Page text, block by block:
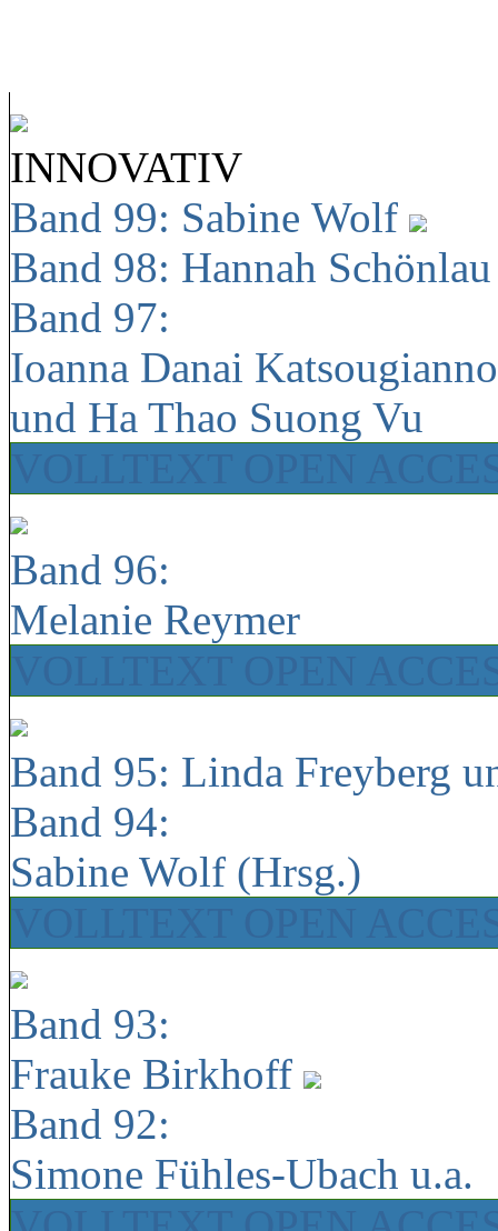
INNOVATIV
Band 99: Sabine Wolf
Band 98: Hannah
Band 97:
Ioanna Danai
und Ha Thao Suong Vu
Band 96:
Melanie Reymer
Band 95: Linda Freyberg
Band 94:
Sabine Wolf (Hrsg.)
Band 93:
Frauke Birkhoff
Band 92:
Simone Fühles-Ubach u.a.